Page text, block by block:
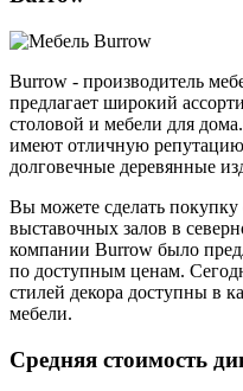
Burrow - производитель
предлагает широкий
столовой и мебели для
имеют отличную репутацию
долговечные деревянные
Вы можете сделать
выставочных залов в
компании Burrow было
по доступным ценам.
стилей декора доступны в
мебели.
Средняя стоимость